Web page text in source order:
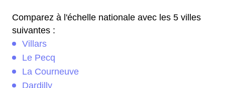
Comparez à l'échelle nationale avec les 5 villes
suivantes :
Villars
Le Pecq
La Courneuve
Dardilly